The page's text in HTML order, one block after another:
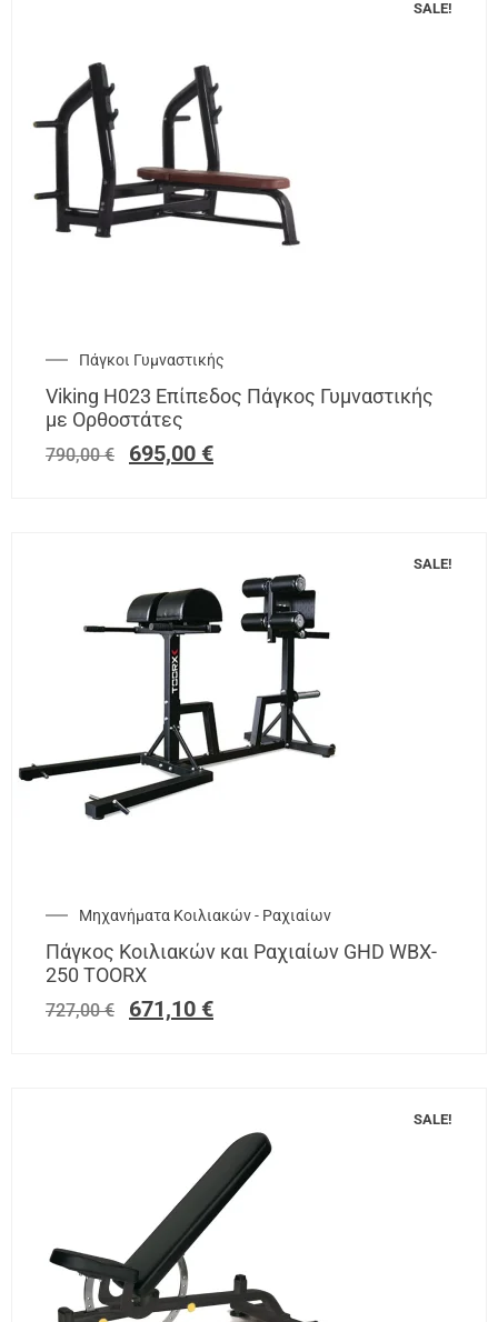
SALE!
Πάγκοι Γυμναστικής
Viking H023 Επίπεδος Πάγκος Γυμναστικής
με Ορθοστάτες
790,00€ 695,00 €
SALE!
Μηχανήματα Κοιλιακών - Ραχιαίων
Πάγκος Κοιλιακών και Ραχιαίων GHD WBX-
250 TOORX
727,00€ 671,10 €
SALE!